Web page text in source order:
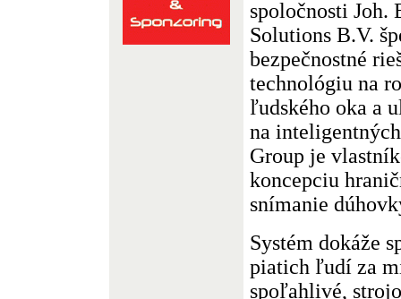
spoločnosti Joh.
Solutions B.V.
bezpečnostné
technológiu na
ľudského oka a
na
Group je
koncepciu
snímanie
Systém dokáže
piatich ľudí za
spoľahlivé,